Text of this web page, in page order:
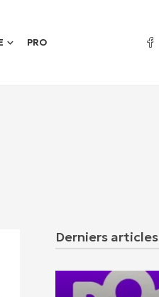
PRO
Derniers articles